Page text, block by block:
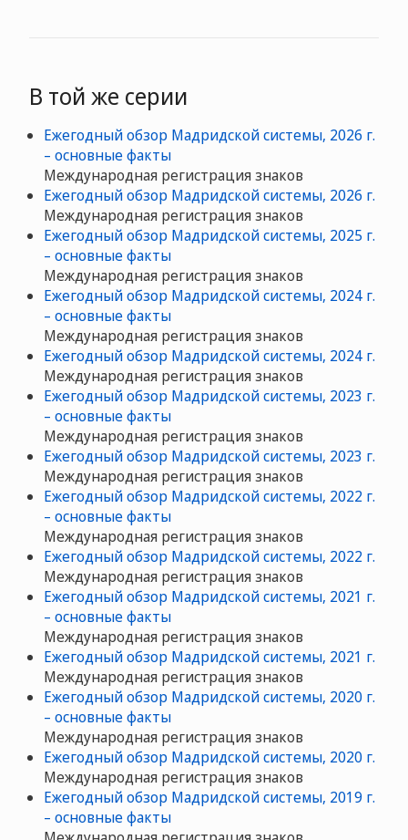
В той же серии
Ежегодный обзор Мадридской системы, 2026 г.
– основные факты
Международная регистрация знаков
Ежегодный обзор Мадридской системы, 2026 г.
Международная регистрация знаков
Ежегодный обзор Мадридской системы, 2025 г.
– основные факты
Международная регистрация знаков
Ежегодный обзор Мадридской системы, 2024 г.
– основные факты
Международная регистрация знаков
Ежегодный обзор Мадридской системы, 2024 г.
Международная регистрация знаков
Ежегодный обзор Мадридской системы, 2023 г.
– основные факты
Международная регистрация знаков
Ежегодный обзор Мадридской системы, 2023 г.
Международная регистрация знаков
Ежегодный обзор Мадридской системы, 2022 г.
– основные факты
Международная регистрация знаков
Ежегодный обзор Мадридской системы, 2022 г.
Международная регистрация знаков
Ежегодный обзор Мадридской системы, 2021 г.
– основные факты
Международная регистрация знаков
Ежегодный обзор Мадридской системы, 2021 г.
Международная регистрация знаков
Ежегодный обзор Мадридской системы, 2020 г.
– основные факты
Международная регистрация знаков
Ежегодный обзор Мадридской системы, 2020 г.
Международная регистрация знаков
Ежегодный обзор Мадридской системы, 2019 г.
– основные факты